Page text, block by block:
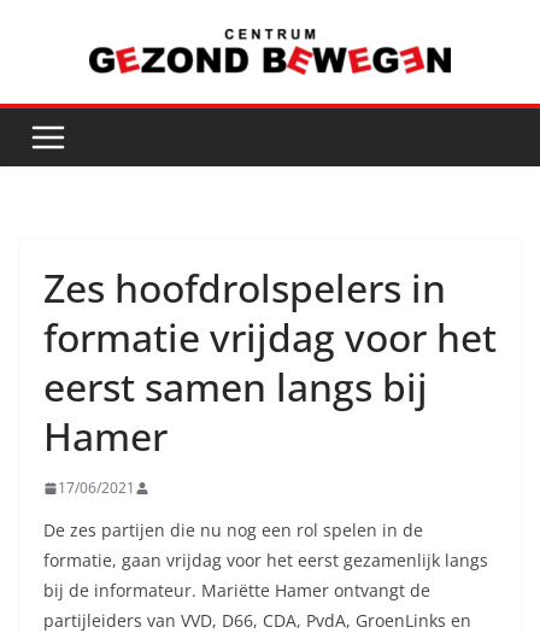
inhoud
Zes hoofdrolspelers in
formatie vrijdag voor het
eerst samen langs bij
Hamer
17/06/2021
De zes partijen die nu nog een rol spelen in de
formatie, gaan vrijdag voor het eerst gezamenlijk langs
bij de informateur. Mariëtte Hamer ontvangt de
partijleiders van VVD, D66, CDA, PvdA, GroenLinks en